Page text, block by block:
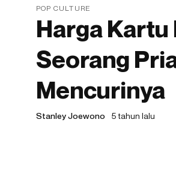
POP CULTURE
Harga
Seorang
Mencurinya
Stanley Joewono 5 tahun lalu